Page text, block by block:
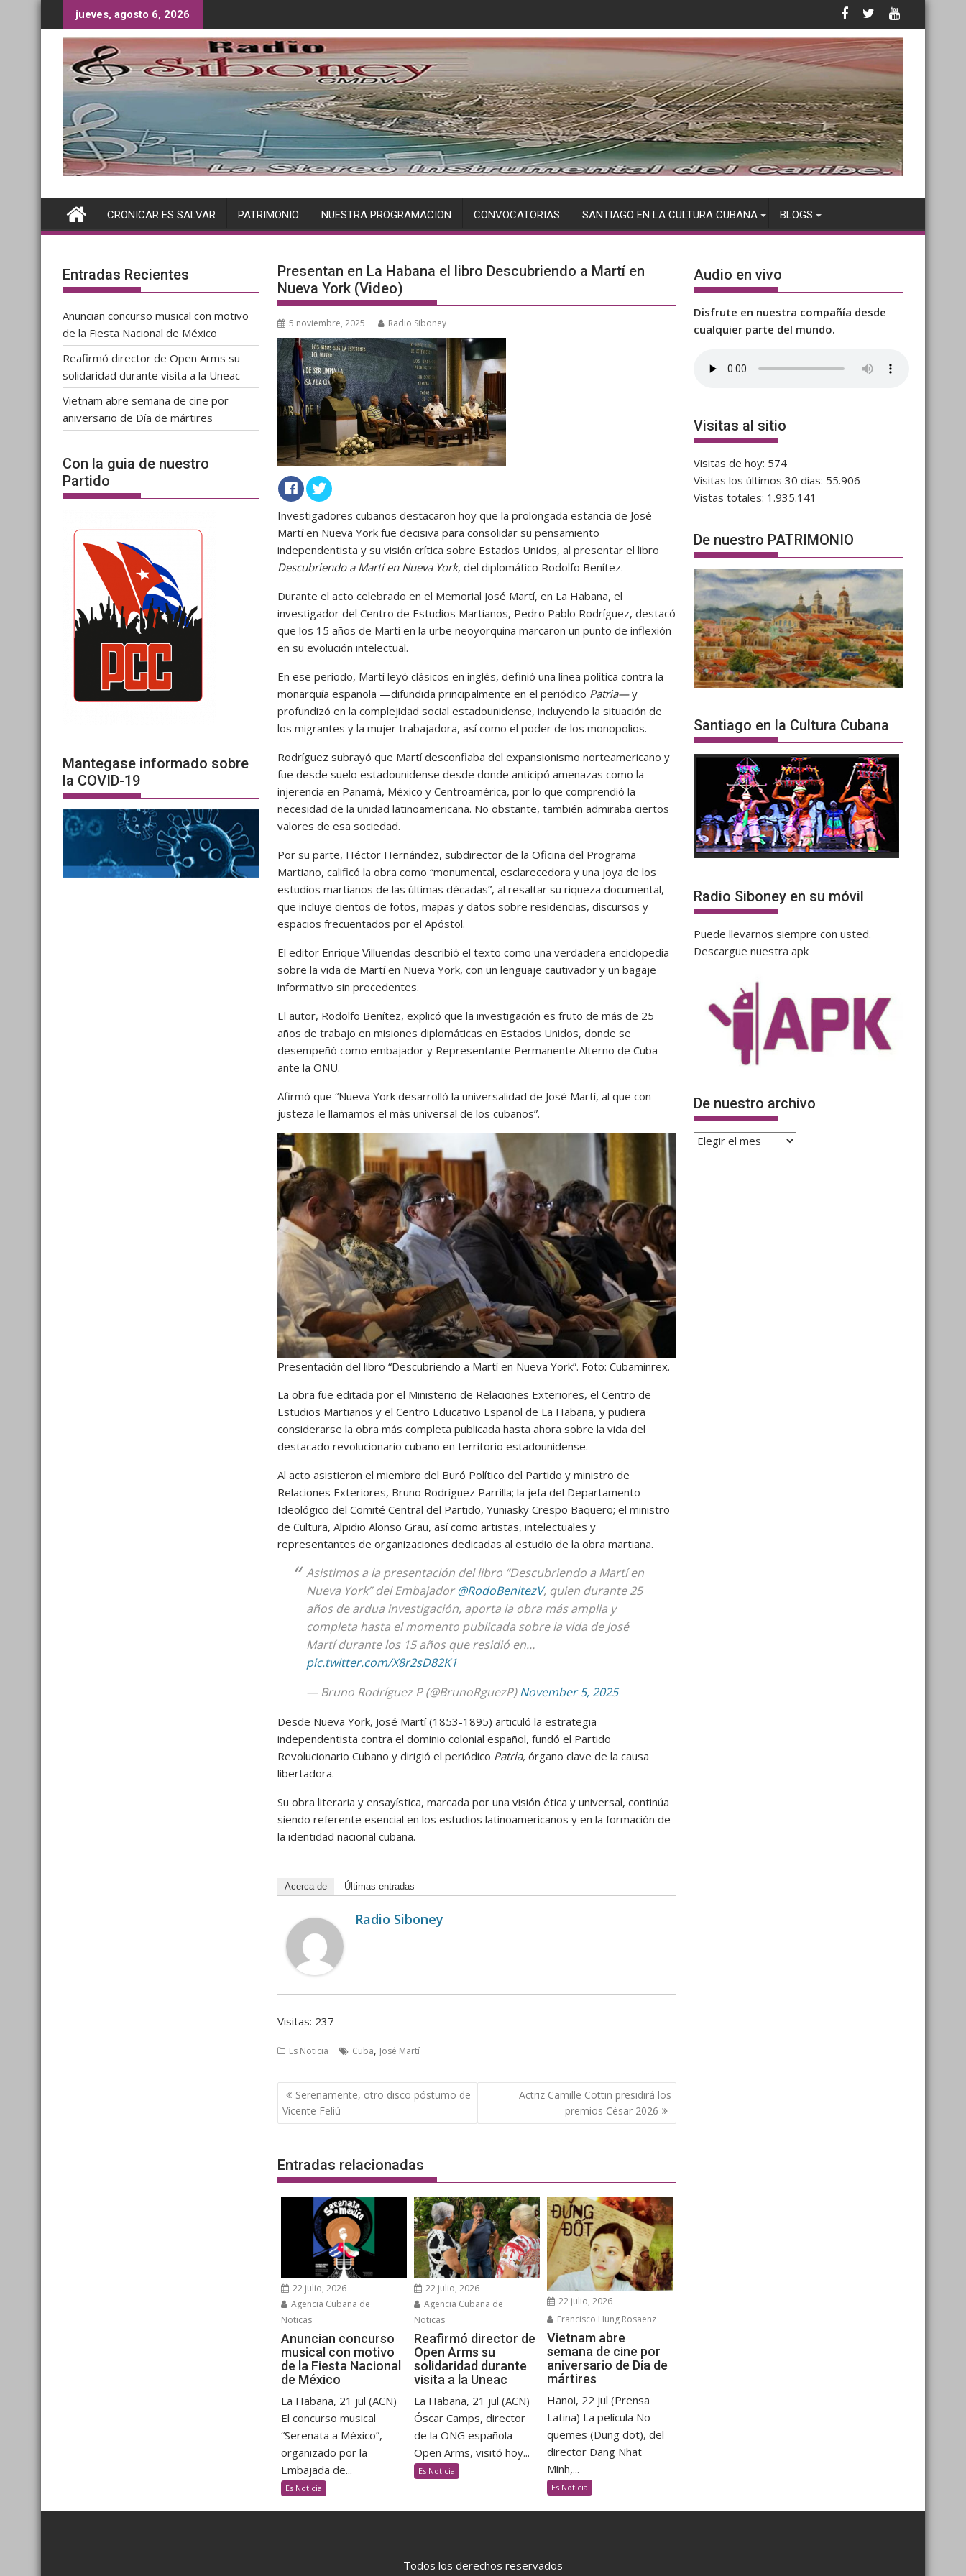
al
contenido
jueves, agosto 6, 2026
CRONICAR ES SALVAR PATRIMONIO NUESTRA PROGRAMACION CONVOCATORIAS SANTIAGO EN LA CULTURA CUBANA BLOGS
Presentan en La Habana el libro Descubriendo a Martí en
Nueva York (Video)
5 noviembre, 2025 Radio Siboney
Investigadores cubanos destacaron hoy que la prolongada estancia de José
Martí en Nueva York fue decisiva para consolidar su pensamiento
independentista y su visión crítica sobre Estados Unidos, al presentar el libro
Descubriendo a Martí en Nueva York, del diplomático Rodolfo Benítez.
Durante el acto celebrado en el Memorial José Martí, en La Habana, el
investigador del Centro de Estudios Martianos, Pedro Pablo Rodríguez, destacó
que los 15 años de Martí en la urbe neoyorquina marcaron un punto de inflexión
en su evolución intelectual.
En ese período, Martí leyó clásicos en inglés, definió una línea política contra la
monarquía española —difundida principalmente en el periódico Patria—y
profundizó en la complejidad social estadounidense, incluyendo la situación de
los migrantes y la mujer trabajadora, así como el poder de los monopolios.
Rodríguez subrayó que Martí desconfiaba del expansionismo norteamericano y
fue desde suelo estadounidense desde donde anticipó amenazas como la
injerencia en Panamá, México y Centroamérica, por lo que comprendió la
necesidad de la unidad latinoamericana. No obstante, también admiraba ciertos
valores de esa sociedad.
Por su parte, Héctor Hernández, subdirector de la Oficina del Programa
Martiano, calificó la obra como “monumental, esclarecedora y una joya de los
estudios martianos de las últimas décadas”, al resaltar su riqueza documental,
que incluye cientos de fotos, mapas y datos sobre residencias, discursos y
espacios frecuentados por el Apóstol.
El editor Enrique Villuendas describió el texto como una verdadera enciclopedia
sobre la vida de Martí en Nueva York, con un lenguaje cautivador y un bagaje
informativo sin precedentes.
El autor, Rodolfo Benítez, explicó que la investigación es fruto de más de 25
años de trabajo en misiones diplomáticas en Estados Unidos, donde se
desempeñó como embajador y Representante Permanente Alterno de Cuba
ante la ONU.
Afirmó que “Nueva York desarrolló la universalidad de José Martí, al que con
justeza le llamamos el más universal de los cubanos”.
Presentación del libro “Descubriendo a Martí en Nueva York”. Foto: Cubaminrex.
La obra fue editada por el Ministerio de Relaciones Exteriores, el Centro de
Estudios Martianos y el Centro Educativo Español de La Habana, y pudiera
considerarse la obra más completa publicada hasta ahora sobre la vida del
destacado revolucionario cubano en territorio estadounidense.
Al acto asistieron el miembro del Buró Político del Partido y ministro de
Relaciones Exteriores, Bruno Rodríguez Parrilla; la jefa del Departamento
Ideológico del Comité Central del Partido, Yuniasky Crespo Baquero; el ministro
de Cultura, Alpidio Alonso Grau, así como artistas, intelectuales y
representantes de organizaciones dedicadas al estudio de la obra martiana.
Asistimos a la presentación del libro “Descubriendo a Martí en
Nueva York” del Embajador@RodoBenitezV, quien durante 25
años de ardua investigación, aporta la obra más amplia y
completa hasta el momento publicada sobre la vida de José
Martí durante los 15 años que residió en…
pic.twitter.com/X8r2sD82K1
— Bruno Rodríguez P (@BrunoRguezP)November 5, 2025
Desde Nueva York, José Martí (1853-1895) articuló la estrategia
independentista contra el dominio colonial español, fundó el Partido
Revolucionario Cubano y dirigió el periódico Patria, órgano clave de la causa
libertadora.
Su obra literaria y ensayística, marcada por una visión ética y universal, continúa
siendo referente esencial en los estudios latinoamericanos y en la formación de
la identidad nacional cubana.
Acerca de Últimas entradas
Radio Siboney
Visitas: 237
Es Noticia Cuba, José Martí
Navegación
de
entradas
Serenamente, otro disco póstumo de
Vicente Feliú
Actriz Camille Cottin presidirá los
premios César 2026
Entradas relacionadas
22 julio, 2026
Agencia Cubana de
Noticas
Anuncian concurso
musical con motivo
de la Fiesta Nacional
de México
La Habana, 21 jul (ACN)
El concurso musical
“Serenata a México”,
organizado por la
Embajada de...
Es Noticia
22 julio, 2026
Agencia Cubana de
Noticas
Reafirmó director de
Open Arms su
solidaridad durante
visita a la Uneac
La Habana, 21 jul (ACN)
Óscar Camps, director
de la ONG española
Open Arms, visitó hoy...
Es Noticia
22 julio, 2026
Francisco Hung Rosaenz
Vietnam abre
semana de cine por
aniversario de Día de
mártires
Hanoi, 22 jul (Prensa
Latina) La película No
quemes (Dung dot), del
director Dang Nhat
Minh,...
Es Noticia
Entradas Recientes
Anuncian concurso musical con motivo
de la Fiesta Nacional de México
Reafirmó director de Open Arms su
solidaridad durante visita a la Uneac
Vietnam abre semana de cine por
aniversario de Día de mártires
Con la guia de nuestro
Partido
Mantegase informado sobre
la COVID-19
Audio en vivo
Disfrute en nuestra compañía desde
cualquier parte del mundo.
Visitas al sitio
Visitas de hoy: 574
Visitas los últimos 30 días: 55.906
Vistas totales: 1.935.141
De nuestro PATRIMONIO
Santiago en la Cultura Cubana
Radio Siboney en su móvil
Puede llevarnos siempre con usted.
Descargue nuestra apk
De nuestro archivo
De
Todos los derechos reservados